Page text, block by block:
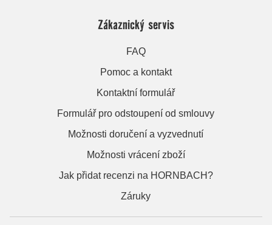
Zákaznický servis
FAQ
Pomoc a kontakt
Kontaktní formulář
Formulář pro odstoupení od smlouvy
Možnosti doručení a vyzvednutí
Možnosti vrácení zboží
Jak přidat recenzi na HORNBACH?
Záruky